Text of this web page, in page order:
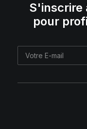
S'inscrire
pour